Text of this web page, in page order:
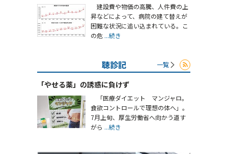
建設費や物価の高騰、人件費の上
昇などによって、病院の建て替えが
困難な状況に追い込まれている。こ
の危 ...続き
聴診記 一覧
「やせる薬」の誘惑に負けず
「医療ダイエット マンジャロ。
食欲コントロールで理想の体へ」。
7月上旬、厚生労働省へ向かう道す
がら ...続き